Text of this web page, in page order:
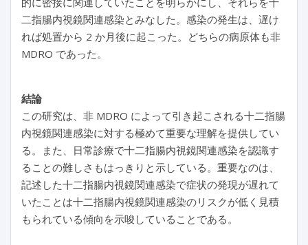
二指腸内視鏡関連感染とみなした。感染の発生は、遅け
れば処置から 2 か月後に起こった。どちらの病原体も非
MDRO であった。
結論
この研究は、非 MDRO によって引き起こされる十二指腸
内視鏡関連感染に対する極めて重要な理解を提供してい
る。また、日常診療で十二指腸内視鏡関連感染を認識す
ることの難しさもはっきりと示している。重要なのは、
記述した十二指腸内視鏡関連感染で症状の発現が遅れて
いたことは十二指腸内視鏡関連感染のリスクが低く見積
もられている傾向を示唆していることである。